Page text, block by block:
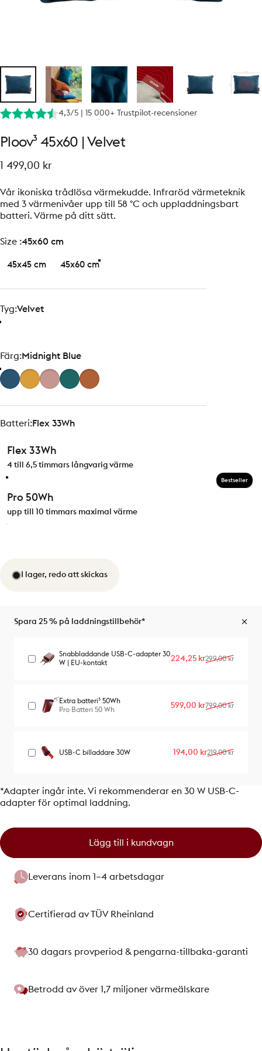
4,3/5 | 15 000+ Trustpilot-recensioner
Ploov³ 45x60 Velvet
1 499,00 kr
Vår ikoniska trådlösa värmekudde. Infraröd värmeteknik
med 3 värmenivåer upp till 58 °C och uppladdningsbart
batteri. Värme på ditt sätt.
size
Size :45x60 cm
45x45 cm 45x60 cm
Tyg
Tyg:Velvet
Färg
Färg:Midnight Blue
Batteri
Batteri:Flex 33Wh
Flex 33Wh
4 till 6,5 timmars långvarig värme
Pro 50Wh
upp till 10 timmars maximal värme
Bestseller
I lager, redo att skickas
Spara 25 % på laddningstillbehör*
Snabbladdande USB-C-adapter 30
W | EU-kontakt
Reapris
224,25 kr
Ordinarie pris
299,00 kr
Extra batteri³ 50Wh
Pro Batteri 50 Wh
Reapris
599,00 kr
Ordinarie pris
799,00 kr
USB-C billaddare 30W Reapris
194,00 kr
Ordinarie pris
219,00 kr
*Adapter ingår inte. Vi rekommenderar en 30 W USB-C-
adapter för optimal laddning.
Lägg till i kundvagn
Leverans inom 1–4 arbetsdagar
Certifierad av TÜV Rheinland
30 dagars provperiod & pengarna-tillbaka-garanti
Betrodd av över 1,7 miljoner värmeälskare